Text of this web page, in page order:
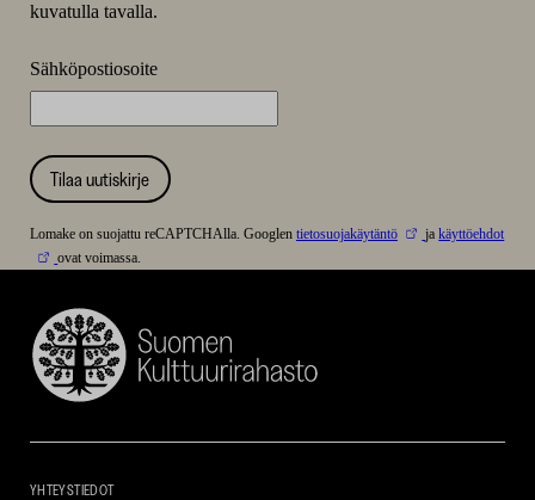
kuvatulla tavalla.
Sähköpostiosoite
Tilaa uutiskirje
Lomake on suojattu reCAPTCHAlla. Googlen tietosuojakäytäntö jakäyttöehdot
ovat voimassa.
Suomen
Kulttuurirahasto
YHTEYSTIEDOT